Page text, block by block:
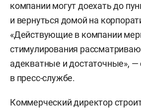
компании могут доехать до
и вернуться домой на
«Действующие в компании
стимулирования
адекватные и достаточные», —
в пресс-службе.
Коммерческий директор